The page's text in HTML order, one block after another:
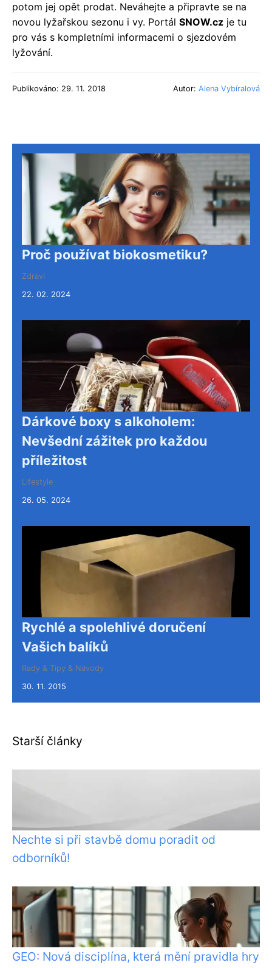
potom jej opět prodat. Neváhejte a připravte se na
novou lyžařskou sezonu i vy. Portál SNOW.cz je tu
pro vás s kompletními informacemi o sjezdovém
lyžování.
Publikováno: 29. 11. 2018 Autor: Alena Vybíralová
Proč používat biokosmetiku?
Zdraví
22. 02. 2024
Dárkové boxy s alkoholem:
Nevšední zážitek pro každou
příležitost
Lifestyle
26. 05. 2024
Rychlé a spolehlivé doručení
Vašich balíků
Rady & Tipy & Návody
30. 11. 2015
Starší články
Nechte si při stavbě domu poradit od
odborníků!
GEO: Nová disciplína, která mění pravidla hry